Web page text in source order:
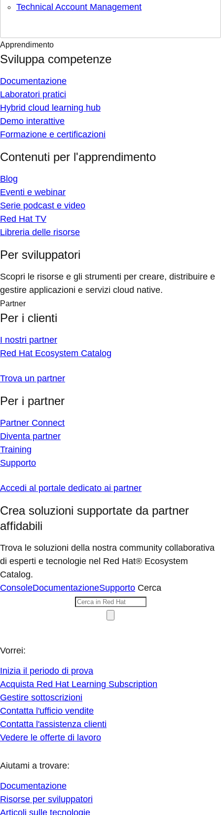
Technical Account Management
Apprendimento
Sviluppa competenze
Documentazione
Laboratori pratici
Hybrid cloud learning hub
Demo interattive
Formazione e certificazioni
Contenuti per l'apprendimento
Blog
Eventi e webinar
Serie podcast e video
Red Hat TV
Libreria delle risorse
Per sviluppatori
Scopri le risorse e gli strumenti per creare, distribuire e
gestire applicazioni e servizi cloud native.
Partner
Per i clienti
I nostri partner
Red Hat Ecosystem Catalog
Trova un partner
Per i partner
Partner Connect
Diventa partner
Training
Supporto
Accedi al portale dedicato ai partner
Crea soluzioni supportate da partner
affidabili
Trova le soluzioni della nostra community collaborativa
di esperti e tecnologie nel Red Hat® Ecosystem
Catalog.
ConsoleDocumentazioneSupporto Cerca
Vorrei:
Inizia il periodo di prova
Acquista Red Hat Learning Subscription
Gestire sottoscrizioni
Contatta l'ufficio vendite
Contatta l'assistenza clienti
Vedere le offerte di lavoro
Aiutami a trovare:
Documentazione
Risorse per sviluppatori
Articoli sulle tecnologie